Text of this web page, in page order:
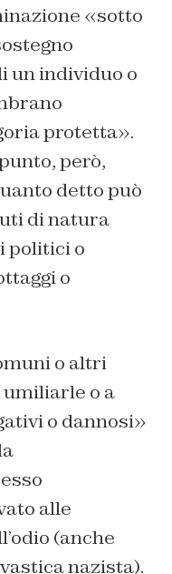
«sotto
un individuo o
protetta».
però,
detto può
di natura
politici o
o
o altri
o a
o dannosi»
alle
(anche
nazista).